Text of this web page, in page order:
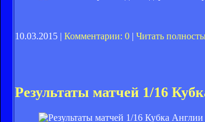
10.03.2015 | Комментарии: 0 | Читать
Результаты матчей 1/16